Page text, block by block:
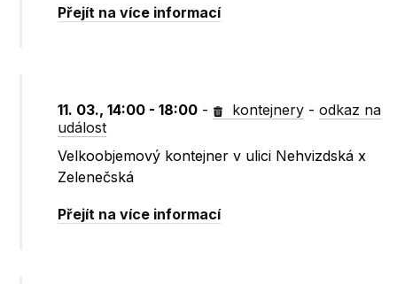
Přejít na více informací
11. 03., 14:00 - 18:00 - kontejnery -odkaz na
událost
Velkoobjemový kontejner v ulici Nehvizdská x
Zelenečská
Přejít na více informací